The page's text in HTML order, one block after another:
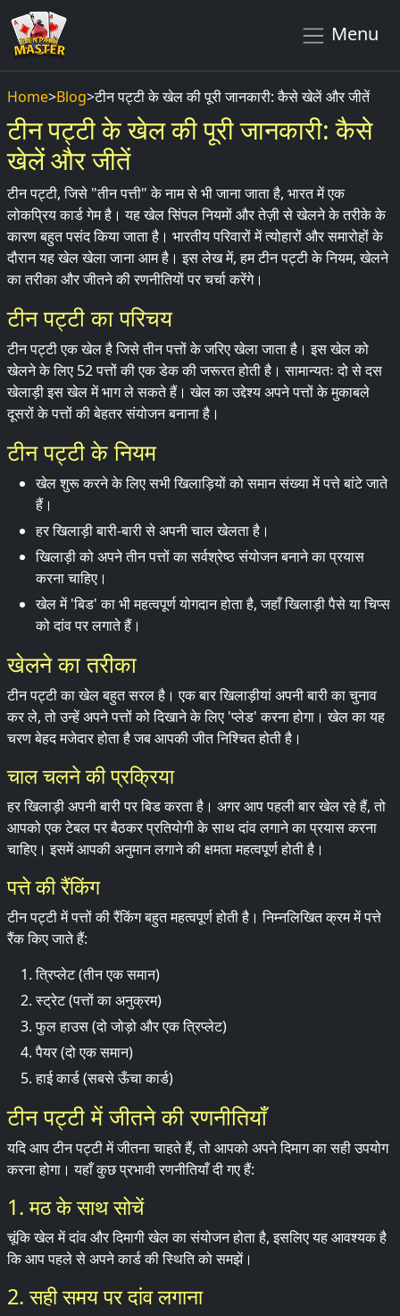
Menu
Home>Blog>टीन पट्टी के खेल की पूरी जानकारी: कैसे खेलें और जीतें
टीन पट्टी के खेल की पूरी जानकारी: कैसे
खेलें और जीतें
टीन पट्टी, जिसे "तीन पत्ती" के नाम से भी जाना जाता है, भारत में एक
लोकप्रिय कार्ड गेम है। यह खेल सिंपल नियमों और तेज़ी से खेलने के तरीके के
कारण बहुत पसंद किया जाता है। भारतीय परिवारों में त्योहारों और समारोहों के
दौरान यह खेल खेला जाना आम है। इस लेख में, हम टीन पट्टी के नियम, खेलने
का तरीका और जीतने की रणनीतियों पर चर्चा करेंगे।
टीन पट्टी का परिचय
टीन पट्टी एक खेल है जिसे तीन पत्तों के जरिए खेला जाता है। इस खेल को
खेलने के लिए 52 पत्तों की एक डेक की जरूरत होती है। सामान्यतः दो से दस
खेलाड़ी इस खेल में भाग ले सकते हैं। खेल का उद्देश्य अपने पत्तों के मुकाबले
दूसरों के पत्तों की बेहतर संयोजन बनाना है।
टीन पट्टी के नियम
खेल शुरू करने के लिए सभी खिलाड़ियों को समान संख्या में पत्ते बांटे जाते
हैं।
हर खिलाड़ी बारी-बारी से अपनी चाल खेलता है।
खिलाड़ी को अपने तीन पत्तों का सर्वश्रेष्ठ संयोजन बनाने का प्रयास
करना चाहिए।
खेल में 'बिड' का भी महत्वपूर्ण योगदान होता है, जहाँ खिलाड़ी पैसे या चिप्स
को दांव पर लगाते हैं।
खेलने का तरीका
टीन पट्टी का खेल बहुत सरल है। एक बार खिलाड़ीयां अपनी बारी का चुनाव
कर ले, तो उन्हें अपने पत्तों को दिखाने के लिए 'प्लेड' करना होगा। खेल का यह
चरण बेहद मजेदार होता है जब आपकी जीत निश्चित होती है।
चाल चलने की प्रक्रिया
हर खिलाड़ी अपनी बारी पर बिड करता है। अगर आप पहली बार खेल रहे हैं, तो
आपको एक टेबल पर बैठकर प्रतियोगी के साथ दांव लगाने का प्रयास करना
चाहिए। इसमें आपकी अनुमान लगाने की क्षमता महत्वपूर्ण होती है।
पत्ते की रैंकिंग
टीन पट्टी में पत्तों की रैंकिंग बहुत महत्वपूर्ण होती है। निम्नलिखित क्रम में पत्ते
रैंक किए जाते हैं:
त्रिप्लेट (तीन एक समान)
स्ट्रेट (पत्तों का अनुक्रम)
फुल हाउस (दो जोड़ो और एक त्रिप्लेट)
पैयर (दो एक समान)
हाई कार्ड (सबसे ऊँचा कार्ड)
टीन पट्टी में जीतने की रणनीतियाँ
यदि आप टीन पट्टी में जीतना चाहते हैं, तो आपको अपने दिमाग का सही उपयोग
करना होगा। यहाँ कुछ प्रभावी रणनीतियाँ दी गए हैं:
1. मठ के साथ सोचें
चूंकि खेल में दांव और दिमागी खेल का संयोजन होता है, इसलिए यह आवश्यक है
कि आप पहले से अपने कार्ड की स्थिति को समझें।
2. सही समय पर दांव लगाना